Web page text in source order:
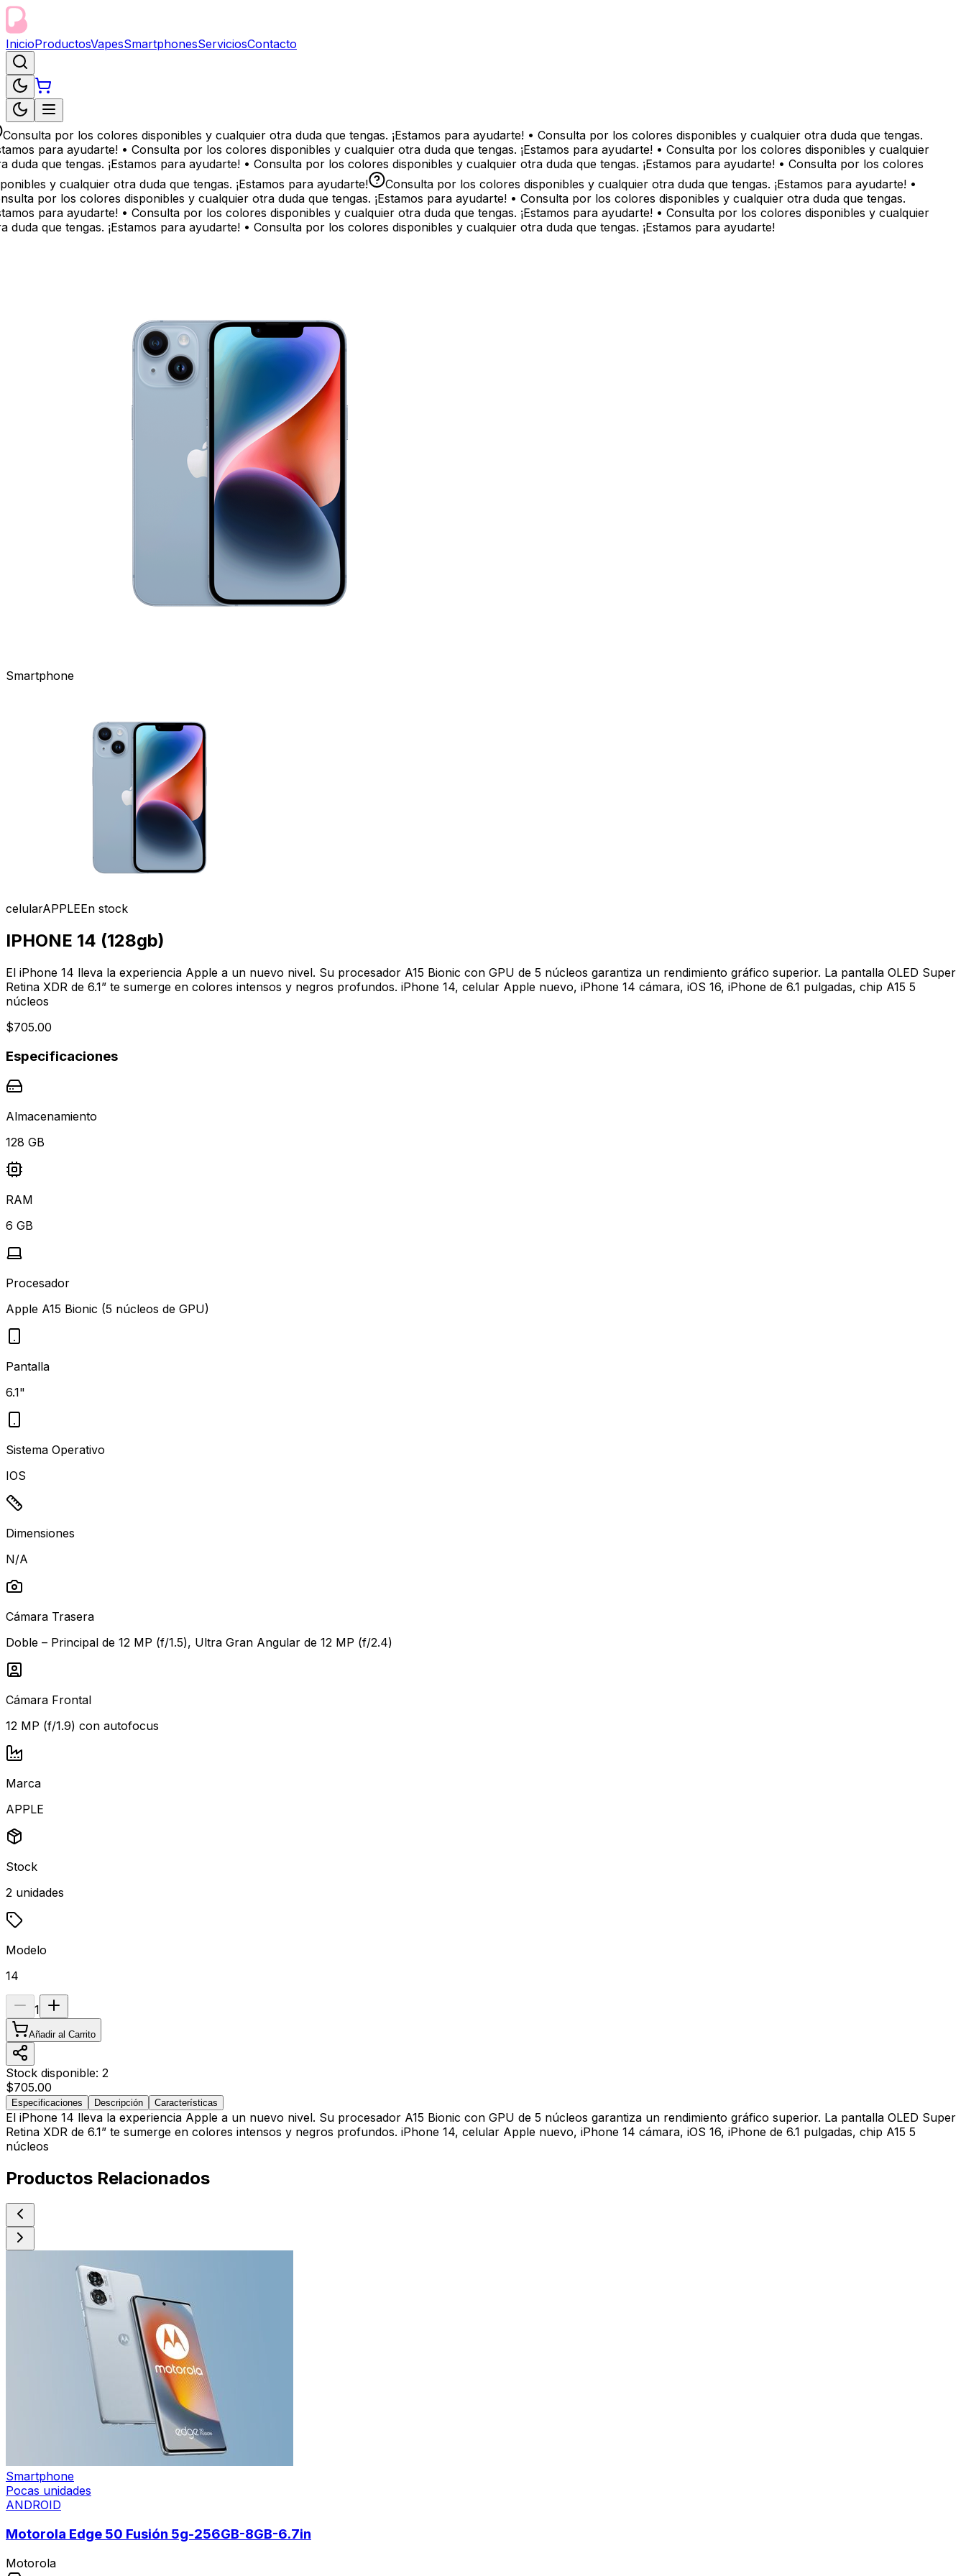
InicioProductosVapesSmartphonesServiciosContacto
por los colores disponibles y cualquier otra duda que tengas. ¡Estamos para ayudarte! • Consulta por los colores disponibles y cualquier otra duda que tengas.
para ayudarte! • Consulta por los colores disponibles y cualquier otra duda que tengas. ¡Estamos para ayudarte! • Consulta por los colores disponibles y cualquier
duda que tengas. ¡Estamos para ayudarte! • Consulta por los colores disponibles y cualquier otra duda que tengas. ¡Estamos para ayudarte! • Consulta por los colores
y cualquier otra duda que tengas. ¡Estamos para ayudarte!
Consulta por los colores disponibles y cualquier otra duda que tengas. ¡Estamos para ayudarte! •
por los colores disponibles y cualquier otra duda que tengas. ¡Estamos para ayudarte! • Consulta por los colores disponibles y cualquier otra duda que tengas.
para ayudarte! • Consulta por los colores disponibles y cualquier otra duda que tengas. ¡Estamos para ayudarte! • Consulta por los colores disponibles y cualquier
duda que tengas. ¡Estamos para ayudarte! • Consulta por los colores disponibles y cualquier otra duda que tengas. ¡Estamos para ayudarte!
Smartphone
celularAPPLEEn stock
IPHONE 14 (128gb)
El iPhone 14 lleva la experiencia Apple a un nuevo nivel. Su procesador A15 Bionic con GPU de 5 núcleos garantiza un rendimiento gráfico superior. La pantalla OLED Super
Retina XDR de 6.1” te sumerge en colores intensos y negros profundos. iPhone 14, celular Apple nuevo, iPhone 14 cámara, iOS 16, iPhone de 6.1 pulgadas, chip A15 5
núcleos
$705.00
Especificaciones
Almacenamiento
128 GB
RAM
6 GB
Procesador
Apple A15 Bionic (5 núcleos de GPU)
Pantalla
6.1"
Sistema Operativo
IOS
Dimensiones
N/A
Cámara Trasera
Doble – Principal de 12 MP (f/1.5), Ultra Gran Angular de 12 MP (f/2.4)
Cámara Frontal
12 MP (f/1.9) con autofocus
Marca
APPLE
Stock
2 unidades
Modelo
14
1
Añadir al Carrito
Stock disponible: 2
$705.00
Especificaciones Descripción Características
El iPhone 14 lleva la experiencia Apple a un nuevo nivel. Su procesador A15 Bionic con GPU de 5 núcleos garantiza un rendimiento gráfico superior. La pantalla OLED Super
Retina XDR de 6.1” te sumerge en colores intensos y negros profundos. iPhone 14, celular Apple nuevo, iPhone 14 cámara, iOS 16, iPhone de 6.1 pulgadas, chip A15 5
núcleos
Productos Relacionados